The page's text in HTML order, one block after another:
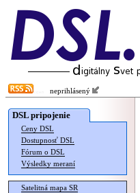
neprihlásený
DSL pripojenie
Ceny DSL
Dostupnosť DSL
Fórum o DSL
Výsledky meraní
Satelitná mapa SR